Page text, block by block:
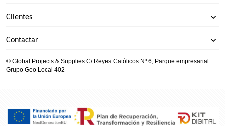
Clientes
Contactar
© Global Projects & Supplies C/ Reyes Católicos Nº 6, Parque empresarial
Grupo Geo Local 402